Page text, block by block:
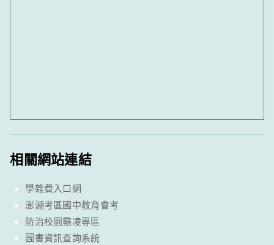
相關網站連結
學雜費入口網
澎湖考區國中教育會考
防治校園霸凌專區
圖書資訊查詢系統